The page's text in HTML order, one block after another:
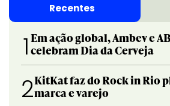
Recentes
1 Em ação global, Ambev e
celebram Dia da Cerveja
2KitKat faz do Rock in Rio
marca e varejo